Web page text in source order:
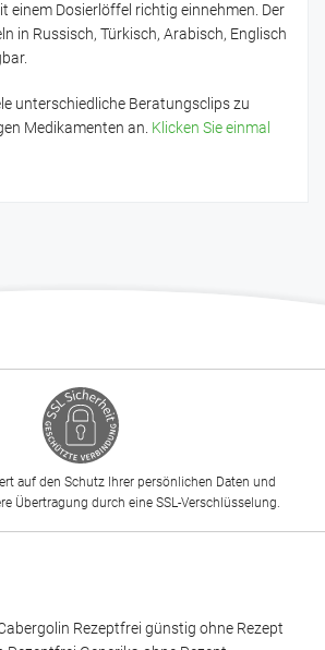
einem Dosierlöffel richtig einnehmen. Der
in Russisch, Türkisch, Arabisch, Englisch
unterschiedliche Beratungsclips zu
Medikamenten an. Klicken Sie einmal
auf den Schutz Ihrer persönlichen Daten und
Übertragung durch eine SSL-Verschlüsselung.
Rezeptfrei günstig ohne Rezept